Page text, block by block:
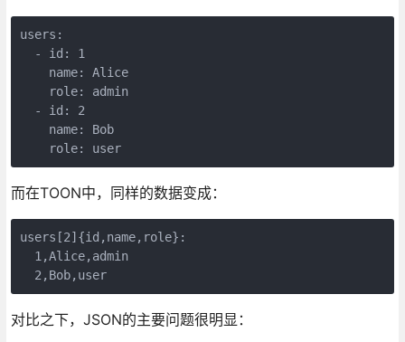
users:
  - id: 1
    name: Alice
    role: admin
  - id: 2
    name: Bob
    role: user
而在TOON中，同样的数据变成：
users[2]{id,name,role}:
  1,Alice,admin
  2,Bob,user
对比之下，JSON的主要问题很明显：